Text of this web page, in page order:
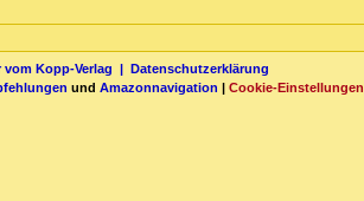
vom Kopp-Verlag | Datenschutzerklärung
und Amazonnavigation | Cookie-Einstellungen